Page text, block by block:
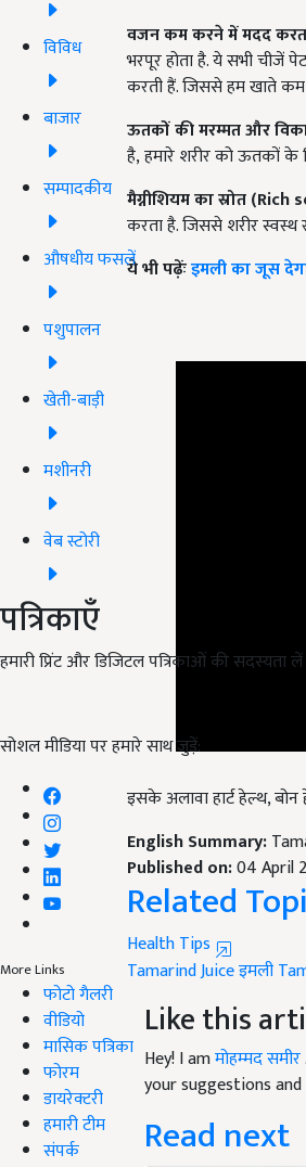
विविध
बाजार
सम्पादकीय
औषधीय फसलें
पशुपालन
खेती-बाड़ी
मशीनरी
वेब स्टोरी
पत्रिकाएँ
हमारी प्रिंट और डिजिटल पत्रिकाओं की सदस्यता लें
सोशल मीडिया पर हमारे साथ जुड़ें:
More Links
फोटो गैलरी
वीडियो
मासिक पत्रिका
फोरम
डायरेक्टरी
हमारी टीम
संपर्क
वजन कम करने में मदद
भरपूर होता है. ये सभी
करती हैं. जिससे हम खाते
ऊतकों की मरम्मत और
है,हमारे शरीर को ऊतकों
मैग्नीशियम का स्रोत(Rich
करता है. जिससे शरीर स्वस्थ
ये भी पढ़ेंःइमली का जूस
इसके अलावा हार्ट हेल्थ,
English Summary:
Published on:04 April
Related
Health Tips
Tamarind Juiceइमली
Like this
Hey! I amमोहम्मद समीर
your suggestions and
Read next